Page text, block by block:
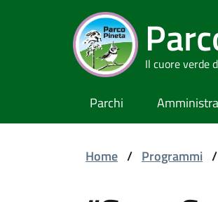
Il cuore verde
Parchi
Home / Programmi /